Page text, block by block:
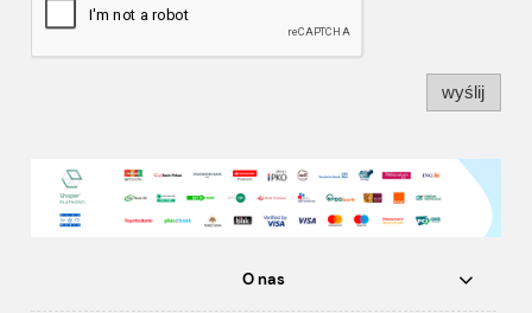
wyślij
O nas